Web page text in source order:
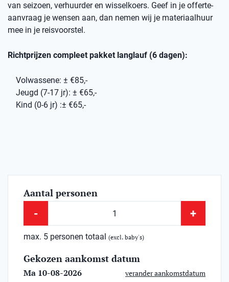
van seizoen, verhuurder en wisselkoers. Geef in je offerte-
aanvraag je wensen aan, dan nemen wij je materiaalhuur
mee in je reisvoorstel.
Richtprijzen compleet pakket langlauf (6 dagen):
Volwassene: ± €85,-
Jeugd (7-17 jr): ± €65,-
Kind (0-6 jr) :± €65,-
Aantal personen
- +
max. 5 personen totaal (excl. baby's)
Gekozen aankomst datum
Ma 10-08-2026 verander aankomstdatum